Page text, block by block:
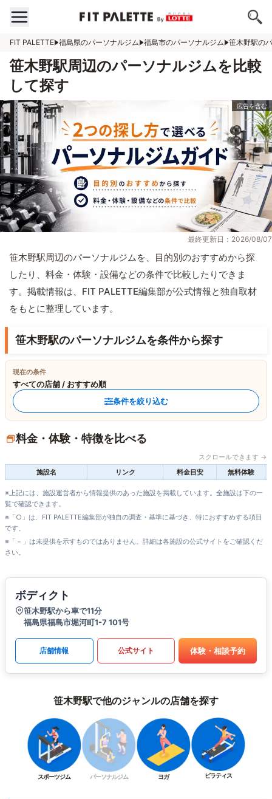
FIT PALETTE 福島県のパーソナルジム 福島市のパーソナルジム 笹木野駅の
笹木野駅周辺のパーソナルジムを比較
して探す
最終更新日：2026/08/07
笹木野駅周辺のパーソナルジムを、目的別のおすすめから探
したり、料金・体験・設備などの条件で比較したりできま
す。掲載情報は、FIT PALETTE編集部が公式情報と独自取材
をもとに整理しています。
笹木野駅のパーソナルジムを条件から探す
現在の条件
すべての店舗 / おすすめ順
条件を絞り込む
料金・体験・特徴を比べる
スクロールできます →
施設名
リンク 料金目安 無料体験
※上記には、施設運営者から情報提供のあった施設を掲載しています。全施設は下の一
覧で確認できます。
※「○」は、FIT PALETTE編集部が独自の調査・基準に基づき、特におすすめする項目
です。
※「－」は未提供を示すものではありません。詳細は各施設の公式サイトをご確認くだ
さい。
ボディクト
笹木野駅から車で11分
福島県福島市堀河町1-7 101号
店舗情報 公式サイト 体験・相談予約
笹木野駅で他のジャンルの店舗を探す
スポーツジム パーソナルジム ヨガ ピラティス